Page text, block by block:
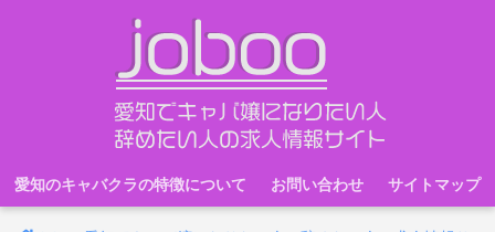
愛知のキャバクラの特徴について お問い合わせ サイトマップ